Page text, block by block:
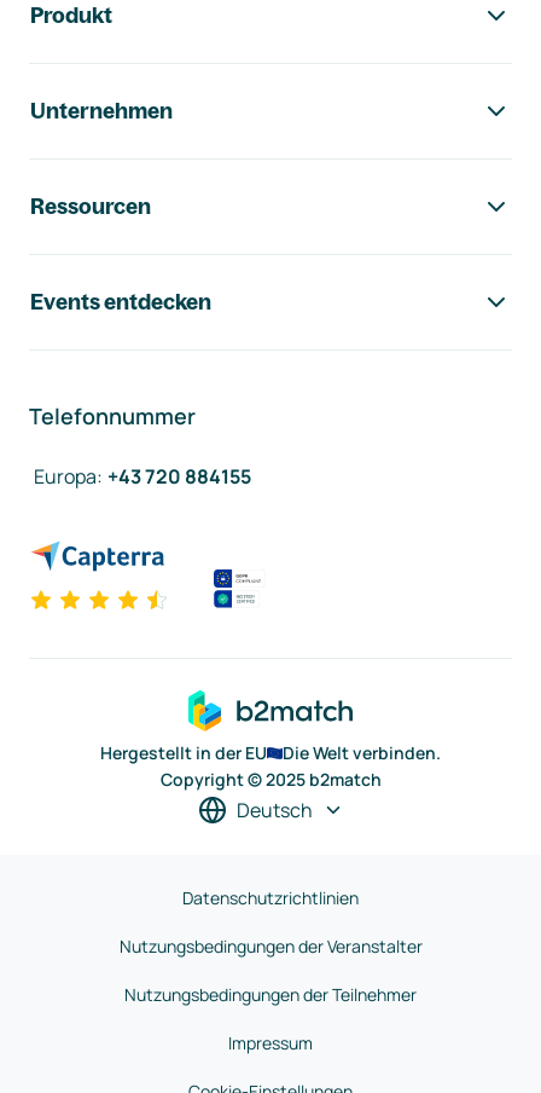
Produkt
Unternehmen
Ressourcen
Events entdecken
Telefonnummer
Europa: +43 720 884155
Hergestellt in der EU
Die Welt verbinden.
Copyright © 2025 b2match
Deutsch
Datenschutzrichtlinien
Nutzungsbedingungen der Veranstalter
Nutzungsbedingungen der Teilnehmer
Impressum